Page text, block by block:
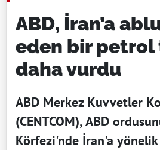
ABD, İran’a
eden bir petrol
daha vurdu
ABD Merkez Kuvvetler
(CENTCOM), ABD
Körfezi'nde İran'a